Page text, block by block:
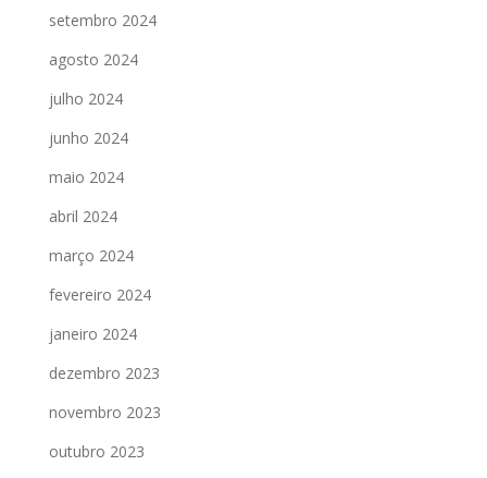
setembro 2024
agosto 2024
julho 2024
junho 2024
maio 2024
abril 2024
março 2024
fevereiro 2024
janeiro 2024
dezembro 2023
novembro 2023
outubro 2023